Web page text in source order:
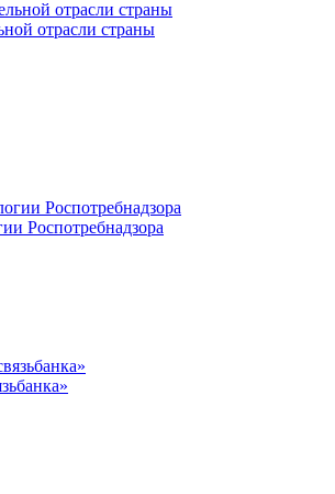
отрасли страны
Роспотребнадзора